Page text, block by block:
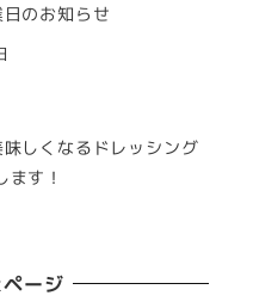
のお知らせ
しくなるドレッシング
す！
ージ